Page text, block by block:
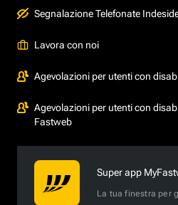
Segnalazione Telefonate
Lavora con noi
Agevolazioni per utenti con
Agevolazioni per utenti con
Fastweb
Super app
La tua finestra per